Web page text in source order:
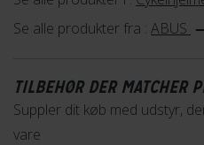
Se alle produkter fra : ABUS
TILBEHØR DER MATCHER
Suppler dit køb med udstyr,
vare